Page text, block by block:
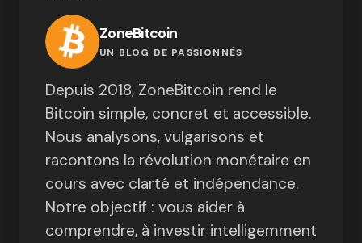
ZoneBitcoin
UN BLOG DE PASSIONNÉS
Depuis 2018, ZoneBitcoin rend le
Bitcoin simple, concret et accessible.
Nous analysons, vulgarisons et
racontons la révolution monétaire en
cours avec clarté et indépendance.
Notre objectif : vous aider à
comprendre, à investir intelligemment